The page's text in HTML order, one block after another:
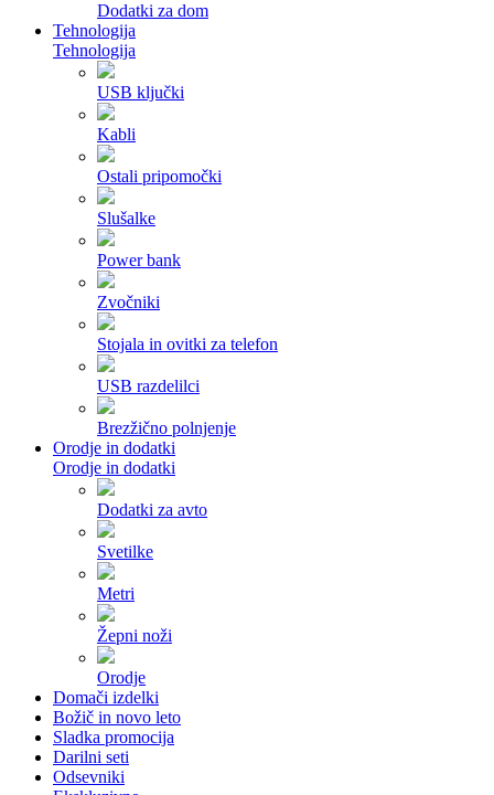
Dodatki za dom
Tehnologija
Tehnologija
USB ključki
Kabli
Ostali pripomočki
Slušalke
Power bank
Zvočniki
Stojala in ovitki za telefon
USB razdelilci
Brezžično polnjenje
Orodje in dodatki
Orodje in dodatki
Dodatki za avto
Svetilke
Metri
Žepni noži
Orodje
Domači izdelki
Božič in novo leto
Sladka promocija
Darilni seti
Odsevniki